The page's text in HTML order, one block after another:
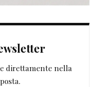
direttamente nella